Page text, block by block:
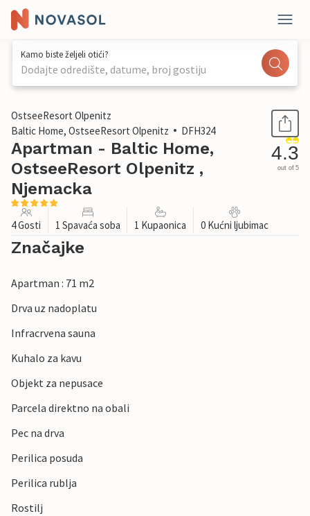
Kamo biste željeli otići?
Dodajte odredište, datume, broj gostiju
1 / 29
OstseeResort Olpenitz
Baltic Home, OstseeResort Olpenitz
DFH324
Apartman - Baltic Home,
OstseeResort Olpenitz ,
Njemacka
4.3
out of 5
4 Gosti 1 Spavaća soba 1 Kupaonica 0 Kućni ljubimac
Značajke
Apartman : 71 m2
Drva uz nadoplatu
Infracrvena sauna
Kuhalo za kavu
Objekt za nepusace
Parcela direktno na obali
Pec na drva
Perilica posuda
Perilica rublja
Rostilj